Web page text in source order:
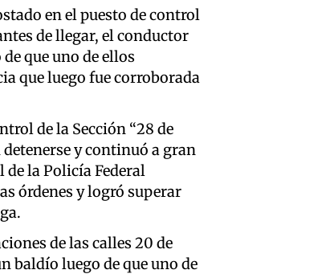
en el puesto de control
de llegar, el conductor
que uno de ellos
que luego fue corroborada
de la Sección “28 de
y continuó a gran
de la Policía Federal
órdenes y logró superar
de las calles 20 de
baldío luego de que uno de